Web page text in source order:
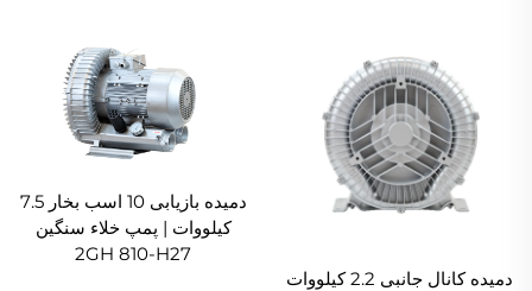
دمیده کانال جانبی 2.2 کیلووات
دمیده بازیابی 10 اسب بخار 7.5
کیلووات | پمپ خلاء سنگین
2GH 810-H27